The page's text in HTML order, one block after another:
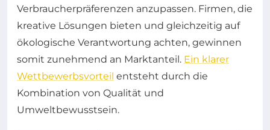
Verbraucherpräferenzen anzupassen. Firmen, die
kreative Lösungen bieten und gleichzeitig auf
ökologische Verantwortung achten, gewinnen
somit zunehmend an Marktanteil. Ein klarer
Wettbewerbsvorteil entsteht durch die
Kombination von Qualität und
Umweltbewusstsein.